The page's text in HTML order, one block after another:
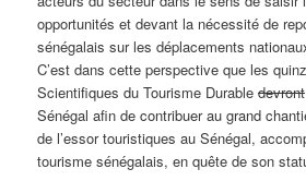
opportunités et devant la nécessité de
sénégalais sur les déplacements
C’est dans cette perspective que les
Scientifiques du Tourisme Durabledevront
Sénégal afin de contribuer au grand
de l’essor touristiques au Sénégal,
tourisme sénégalais, en quête de son